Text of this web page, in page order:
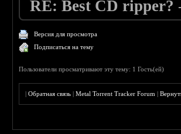
RE: Best CD ripper?
Версия для просмотра
Подписаться на тему
Пользователи просматривают эту тему: 1 Гость(ей)
|Обратная связь |Metal Torrent Tracker Forum |